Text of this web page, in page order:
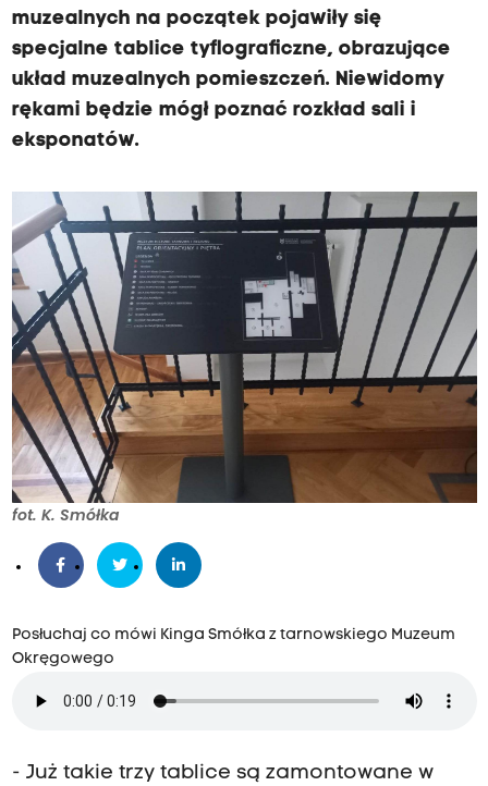
muzealnych na początek pojawiły się
specjalne tablice tyflograficzne, obrazujące
układ muzealnych pomieszczeń. Niewidomy
rękami będzie mógł poznać rozkład sali i
eksponatów.
fot. K. Smółka
Posłuchaj co mówi Kinga Smółka z tarnowskiego Muzeum
Okręgowego
- Już takie trzy tablice są zamontowane w